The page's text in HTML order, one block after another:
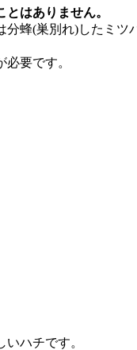
はありません。
蜂(巣別れ)したミ
必要です。
ハチです。